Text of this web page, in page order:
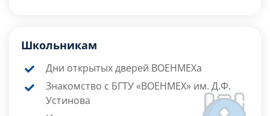
Школьникам
Дни открытых дверей ВОЕНМЕХа
Знакомство с БГТУ «ВОЕНМЕХ» им. Д.Ф.
Устинова